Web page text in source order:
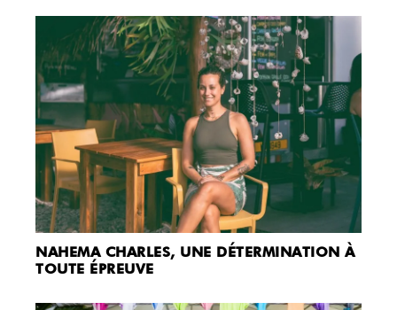
NAHEMA CHARLES, UNE DÉTERMINATION À
TOUTE ÉPREUVE